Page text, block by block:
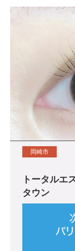
岡崎市
トータルエ
タウン